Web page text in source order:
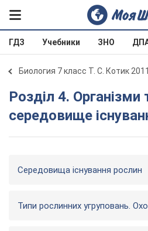
ГДЗ Учебники ЗНО
Биология 7 класс Т. С. Котик 2011
Розділ 4. Організми та
середовище
Середовища існування рослин
Типи рослинних угруповань.